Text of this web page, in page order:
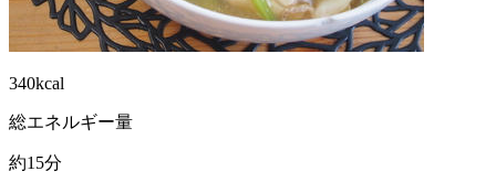
340kcal
総エネルギー量
約15分